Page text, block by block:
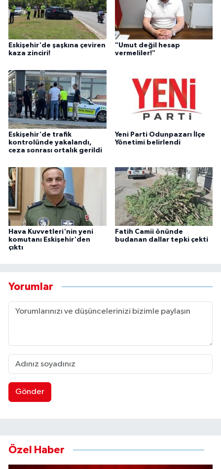
Eskişehir'de şaşkına çeviren
kaza zinciri!
"Umut değil hesap
vermeliler!"
Eskişehir'de trafik
kontrolünde yakalandı,
ceza sonrası ortalık gerildi
Yeni Parti Odunpazarı İlçe
Yönetimi belirlendi
Hava Kuvvetleri'nin yeni
komutanı Eskişehir'den
çıktı
Fatih Camii önünde
budanan dallar tepki çekti
Yorumlar
Gönder
Özel Haber